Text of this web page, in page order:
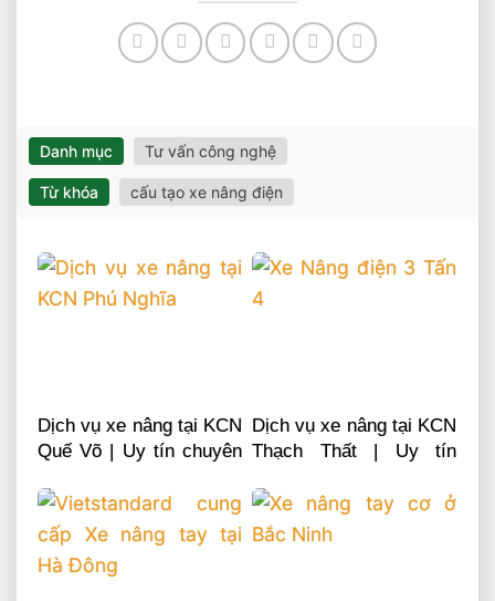
Danh mục Tư vấn công nghệ
Từ khóa cấu tạo xe nâng điện
Dịch vụ xe nâng tại KCN
Quế Võ | Uy tín chuyên
Dịch vụ xe nâng tại KCN
Thạch Thất | Uy tín
0868481555